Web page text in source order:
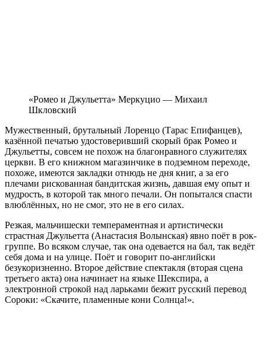
«Ромео и Джульетта» Меркуцио — Михаил
Шкловский
Мужественный, брутальный Лоренцо (Тарас Епифанцев),
казённой печатью удостоверивший скорый брак Ромео и
Джульетты, совсем не похож на благонравного служителях
церкви. В его книжном магазинчике в подземном переходе,
похоже, имеются закладки отнюдь не дня книг, а за его
плечами рискованная бандитская жизнь, давшая ему опыт и
мудрость, в которой так много печали. Он попытался спасти
влюблённых, но не смог, это не в его силах.
Резкая, мальчишески темпераментная и артистически
страстная Джульетта (Анастасия Волынская) явно поёт в рок-
группе. Во всяком случае, так она одевается на бал, так ведёт
себя дома и на улице. Поёт и говорит по-английски
безукоризненно. Второе действие спектакля (вторая сцена
третьего акта) она начинает на языке Шекспира, а
электронной строкой над ларьками бежит русский перевод
Сороки: «Скачите, пламенные кони Солнца!».